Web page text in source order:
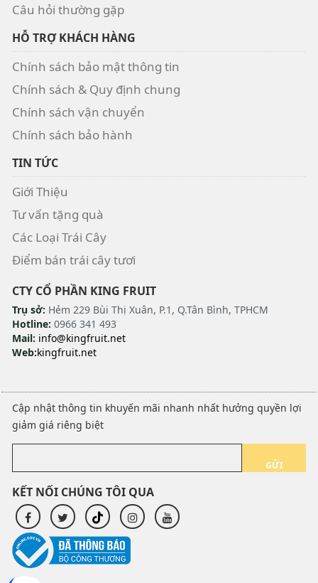
Câu hỏi thường gặp
HỖ TRỢ KHÁCH HÀNG
Chính sách bảo mật thông tin
Chính sách & Quy định chung
Chính sách vận chuyển
Chính sách bảo hành
TIN TỨC
Giới Thiệu
Tư vấn tặng quà
Các Loại Trái Cây
Điểm bán trái cây tươi
CTY CỔ PHẦN KING FRUIT
Trụ sở: Hẻm 229 Bùi Thị Xuân, P.1, Q.Tân Bình, TPHCM
Hotline: 0966 341 493
Mail: info@kingfruit.net
Web:kingfruit.net
Cập nhật thông tin khuyến mãi nhanh nhất hưởng quyền lợi
giảm giá riêng biệt
GỬI
KẾT NỐI CHÚNG TÔI QUA